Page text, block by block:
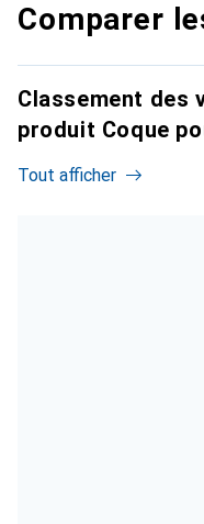
Comparer
Classement des
produit Coque
Tout afficher